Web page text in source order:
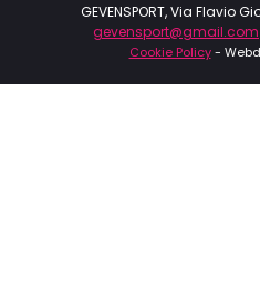
GEVENSPORT, Via Flavio
gevensport@gmail.com
Cookie Policy-